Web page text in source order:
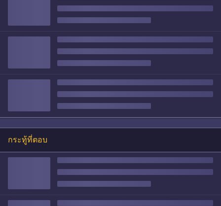
กระทู้ที่ตอบ